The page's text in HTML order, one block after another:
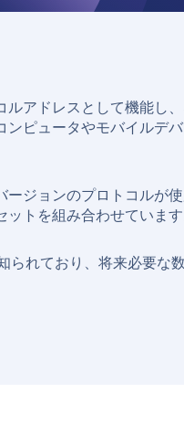
ルアドレスとして機能し
ンピュータやモバイルデ
ジョンのプロトコルが
トを組み合わせています
られており、将来必要な